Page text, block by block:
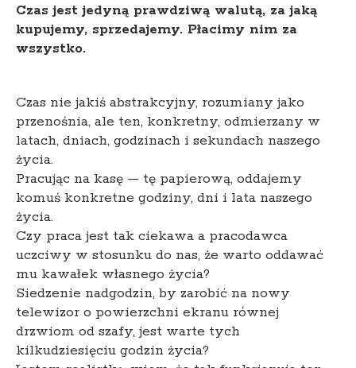
Czas jest jedyną prawdziwą walutą, za jaką
kupujemy, sprzedajemy. Płacimy nim za
wszystko.
Czas nie jakiś abstrakcyjny, rozumiany jako
przenośnia, ale ten, konkretny, odmierzany w
latach, dniach, godzinach i sekundach naszego
życia.
Pracując na kasę — tę papierową, oddajemy
komuś konkretne godziny, dni i lata naszego
życia.
Czy praca jest tak ciekawa a pracodawca
uczciwy w stosunku do nas, że warto oddawać
mu kawałek własnego życia?
Siedzenie nadgodzin, by zarobić na nowy
telewizor o powierzchni ekranu równej
drzwiom od szafy, jest warte tych
kilkudziesięciu godzin życia?